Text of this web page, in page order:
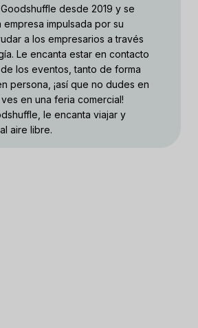
desde 2019 y se
impulsada por su
a los empresarios a través
Le encanta estar en contacto
los eventos, tanto de forma
persona, ¡así que no dudes en
en una feria comercial!
le encanta viajar y
aire libre.